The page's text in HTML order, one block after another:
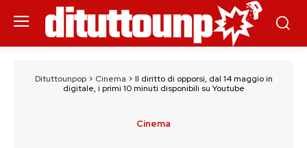
Dituttounpop> Cinema > Il diritto di opporsi, dal 14 maggio in
digitale, i primi 10 minuti disponibili su Youtube
Cinema